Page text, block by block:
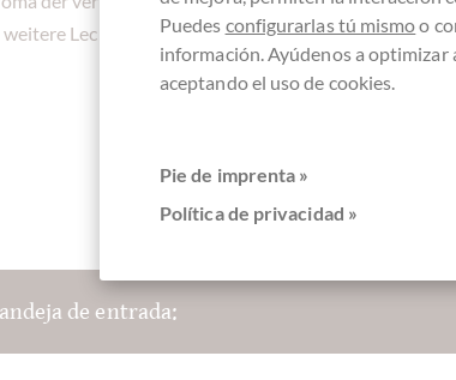
weitere Leckereien.
de entrada:
Puedes configurarlas tú mismoo
información. Ayúdenos a optimizar
aceptando el uso de cookies.
Pie de imprenta »
Política de privacidad »